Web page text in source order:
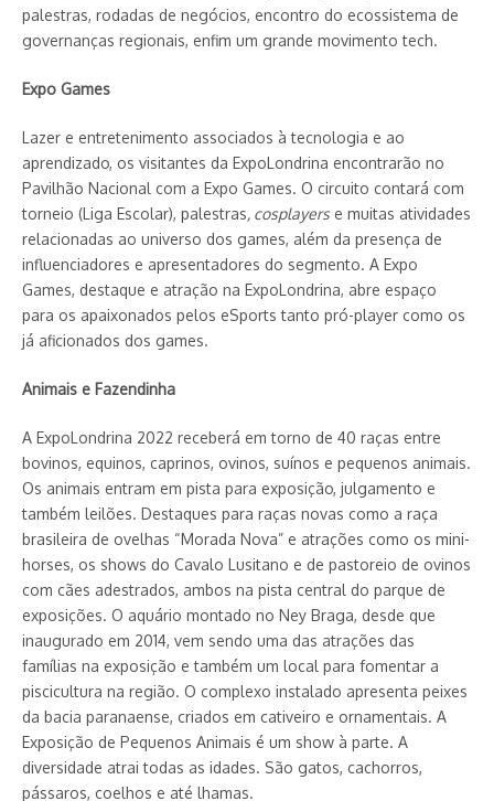
palestras, rodadas de negócios, encontro do ecossistema de
governanças regionais, enfim um grande movimento tech.
Expo Games
Lazer e entretenimento associados à tecnologia e ao
aprendizado, os visitantes da ExpoLondrina encontrarão no
Pavilhão Nacional com a Expo Games. O circuito contará com
torneio (Liga Escolar), palestras, cosplayers e muitas atividades
relacionadas ao universo dos games, além da presença de
influenciadores e apresentadores do segmento. A Expo
Games, destaque e atração na ExpoLondrina, abre espaço
para os apaixonados pelos eSports tanto pró-player como os
já aficionados dos games.
Animais e Fazendinha
A ExpoLondrina 2022 receberá em torno de 40 raças entre
bovinos, equinos, caprinos, ovinos, suínos e pequenos animais.
Os animais entram em pista para exposição, julgamento e
também leilões. Destaques para raças novas como a raça
brasileira de ovelhas “Morada Nova” e atrações como os mini-
horses, os shows do Cavalo Lusitano e de pastoreio de ovinos
com cães adestrados, ambos na pista central do parque de
exposições. O aquário montado no Ney Braga, desde que
inaugurado em 2014, vem sendo uma das atrações das
famílias na exposição e também um local para fomentar a
piscicultura na região. O complexo instalado apresenta peixes
da bacia paranaense, criados em cativeiro e ornamentais. A
Exposição de Pequenos Animais é um show à parte. A
diversidade atrai todas as idades. São gatos, cachorros,
pássaros, coelhos e até lhamas.